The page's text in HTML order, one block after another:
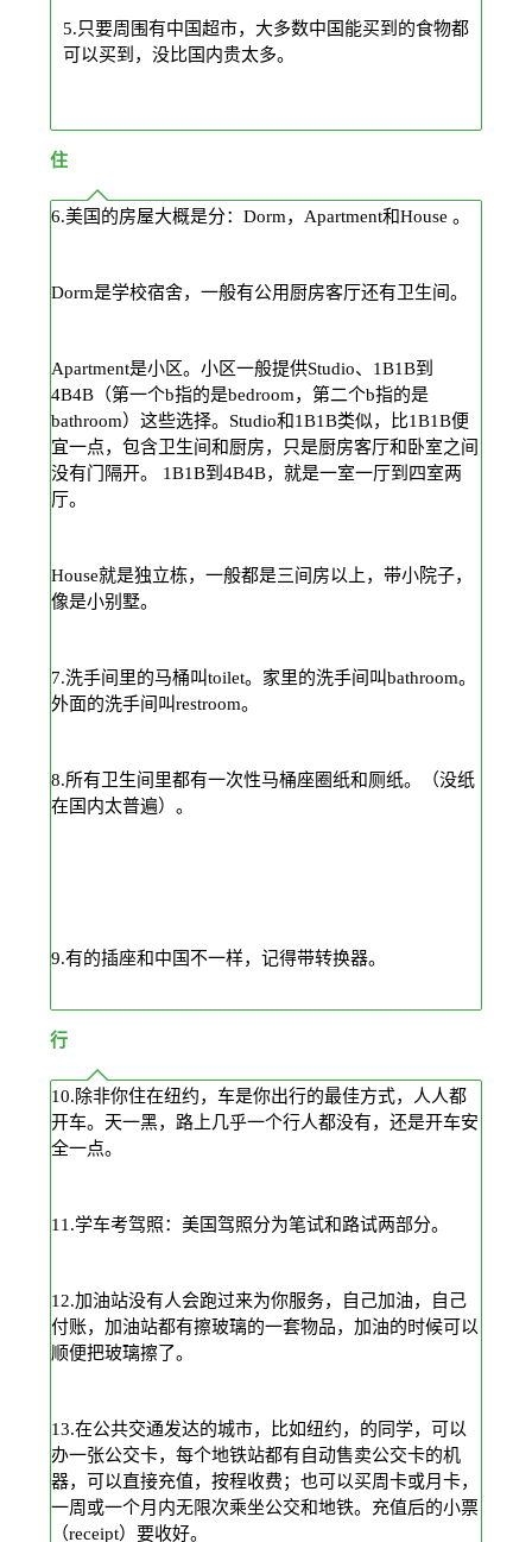
5.只要周围有中国超市，大多数中国能买到的食物都
可以买到，没比国内贵太多。
住
6.美国的房屋大概是分：Dorm，Apartment和House 。
Dorm是学校宿舍，一般有公用厨房客厅还有卫生间。
Apartment是小区。小区一般提供Studio、1B1B到
4B4B（第一个b指的是bedroom，第二个b指的是
bathroom）这些选择。Studio和1B1B类似，比1B1B便
宜一点，包含卫生间和厨房，只是厨房客厅和卧室之间
没有门隔开。 1B1B到4B4B，就是一室一厅到四室两
厅。
House就是独立栋，一般都是三间房以上，带小院子，
像是小别墅。
7.洗手间里的马桶叫toilet。家里的洗手间叫bathroom。
外面的洗手间叫restroom。
8.所有卫生间里都有一次性马桶座圈纸和厕纸。
（没纸
在国内太普遍）。
9.有的插座和中国不一样，记得带转换器。
行
10.除非你住在纽约，车是你出行的最佳方式，人人都
开车。天一黑，路上几乎一个行人都没有，还是开车安
全一点。
11.学车考驾照：美国驾照分为笔试和路试两部分。
12.加油站没有人会跑过来为你服务，自己加油，自己
付账，加油站都有擦玻璃的一套物品，加油的时候可以
顺便把玻璃擦了。
13.在公共交通发达的城市，比如纽约，的同学，可以
办一张公交卡，每个地铁站都有自动售卖公交卡的机
器，可以直接充值，按程收费；也可以买周卡或月卡，
一周或一个月内无限次乘坐公交和地铁。充值后的小票
（receipt）要收好。